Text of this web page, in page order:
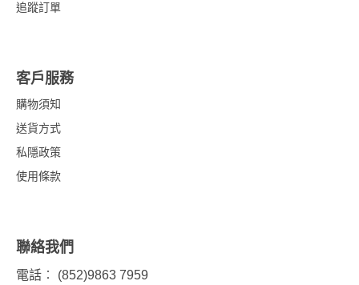
追蹤訂單
客戶服務
購物須知
送貨方式
私隱政策
使用條款
聯絡我們
電話︰ (852)9863 7959